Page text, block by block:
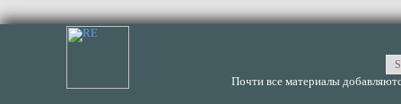
Почти все материалы